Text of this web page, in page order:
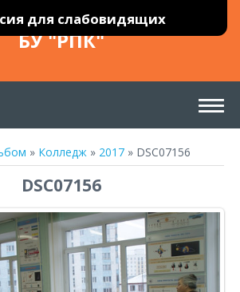
для слабовидящих
БУ "РПК"
» Колледж » 2017 » DSC07156
DSC07156